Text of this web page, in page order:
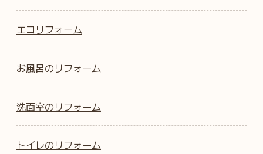
エコリフォーム
お風呂のリフォーム
洗面室のリフォーム
トイレのリフォーム